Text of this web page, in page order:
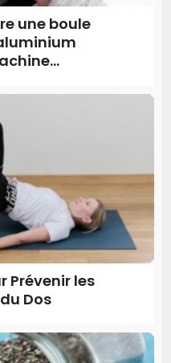
une boule
Prévenir les
Dos